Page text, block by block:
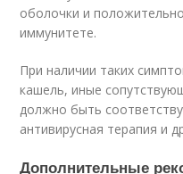
оболочки и
иммунитете.
При наличии таких
кашель, иные
должно быть
антивирусная терапия и
Дополнительные